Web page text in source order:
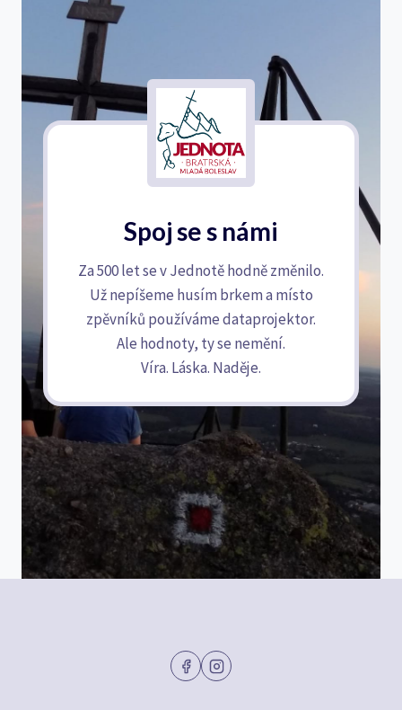
Spoj se s námi
Za 500 let se v Jednotě hodně změnilo.
Už nepíšeme husím brkem a místo
zpěvníků používáme dataprojektor.
Ale hodnoty, ty se nemění.
Víra. Láska. Naděje.